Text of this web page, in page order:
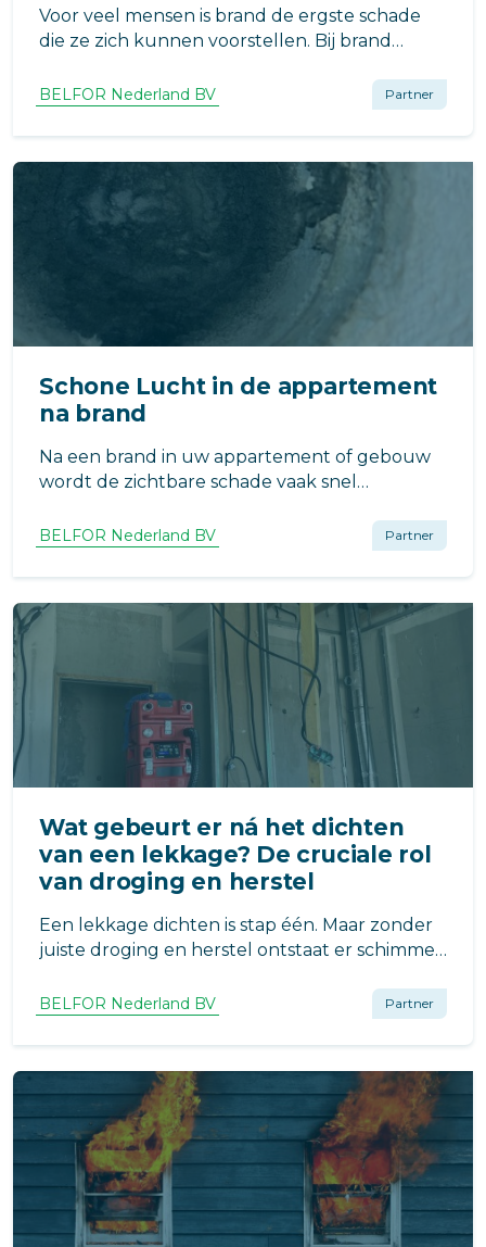
Voor veel mensen is brand de ergste schade
die ze zich kunnen voorstellen. Bij brand
vlammen waarbij zaken volledig verloren
gaan. Maar gelukkig kan er na brand vaak nog
veel hersteld worden.
BELFOR Nederland BV Partner
Schone Lucht in de appartement
na brand
Na een brand in uw appartement of gebouw
wordt de zichtbare schade vaak snel
luchtkanalen? Deze verborgen delen van het
gebouw kunnen vol zitten met rook, roet en
giftige stoffen.
BELFOR Nederland BV Partner
Wat gebeurt er ná het dichten
van een lekkage? De cruciale rol
van droging en herstel
Een lekkage dichten is stap één. Maar zonder
juiste droging en herstel ontstaat er schimmel
dit in één traject aanpakt.
BELFOR Nederland BV Partner